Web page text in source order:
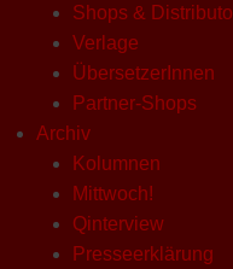
Shops &
Verlage
ÜbersetzerInnen
Partner-Shops
Archiv
Kolumnen
Mittwoch!
Qinterview
Presseerklärung